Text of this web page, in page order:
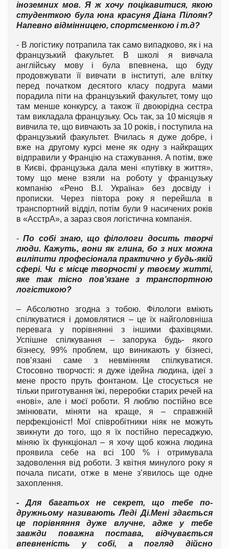
іноземних мов. Я ж хочу поцікавитися, якою
студенткою була юна красуня Діана Пілоян?
Напевно відмінницею, спортсменкою і т.д?
- В логістику потрапила так само випадково, як і на
французький факультет. В школі я вивчала
англійську мову і була впевнена, що буду
продовжувати її вивчати в інституті, але влітку
перед початком десятого класу подруга мами
порадила піти на французький факультет, тому що
там менше конкурсу, а також її двоюрідна сестра
там викладала французьку. Ось так, за 10 місяців я
вивчила те, що вивчають за 10 років, і поступила на
французький факультет. Вчилась я дуже добре, і
вже на другому курсі мене як одну з найкращих
відправили у Францію на стажування. А потім, вже
в Києві, французька дала мені «путівку в життя»,
тому що мене взяли на роботу у французьку
компанію «Рено В.І. Україна» без досвіду і
прописки. Через півтора року я перейшла в
транспортний відділ, потім були 9 насичених років
в «АсстрА», а зараз своя логістична компанія.
-По собі знаю, що філологи досить творчі
люди. Кажуть, вони як глина, бо з них можна
виліпити професіонала практично у будь-якій
сфері. Чи є місце творчості у твоєму житті,
яке так тісно пов’язане з транспортною
логістикою?
– Абсолютно згодна з тобою. Філологи вміють
спілкуватися і домовлятися – це їх найголовніша
перевага у порівнянні з іншими фахівцями.
Успішне спілкування – запорука будь- якого
бізнесу, 99% проблем, що виникають у бізнесі,
пов’язані саме з невмінням спілкуватися.
Стосовно творчості: я дуже ідейна людина, ідеї з
мене просто пруть фонтаном. Це стосується не
тільки приготування їжі, переробки старих речей на
«нові», але і моєї роботи. Я люблю постійно все
змінювати, міняти на краще, я – справжній
перфекціоніст! Мої співробітники ніяк не можуть
звикнути до того, що я їх постійно пересаджую,
міняю їх функціонал – я хочу щоб кожна людина
проявила себе на всі 100 % і отримувала
задоволення від роботи. З квітня минулого року я
почала писати, отже в мене з’явилось ще одне
захоплення.
- Для багатьох не секрет, що тебе по-
дружньому називають Леді Ді.Мені здається
це порівняння дуже влучне, адже у тебе
завжди поважна постава, відчувається
впевненість у собі, а погляд дійсно